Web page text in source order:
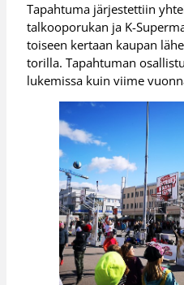
Tapahtuma järjestettiin
talkooporukan ja K-
toiseen kertaan kaupan
torilla. Tapahtuman
lukemissa kuin viime